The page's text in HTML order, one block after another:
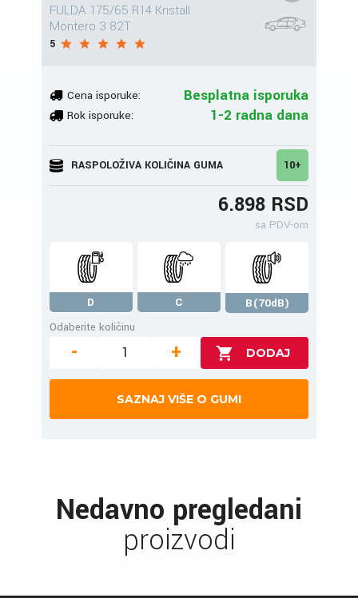
FULDA 175/65 R14 Kristall
Montero 3 82T
5
Cena isporuke: Besplatna isporuka
Rok isporuke: 1-2 radna dana
RASPOLOŽIVA KOLIČINA GUMA 10+
6.898 RSD
sa PDV-om
D C
B(70dB)
Odaberite količinu
- +
SAZNAJ VIŠE O GUMI
Nedavno pregledani
proizvodi